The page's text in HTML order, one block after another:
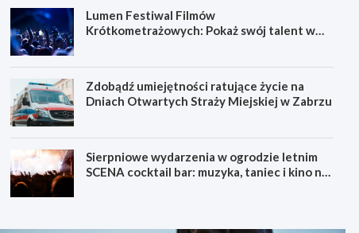
Lumen Festiwal Filmów
Krótkometrażowych: Pokaż swój talent w
Zdobądź umiejętności ratujące życie na
Dniach Otwartych Straży Miejskiej w Zabrzu
Sierpniowe wydarzenia w ogrodzie letnim
SCENA cocktail bar: muzyka, taniec i kino na